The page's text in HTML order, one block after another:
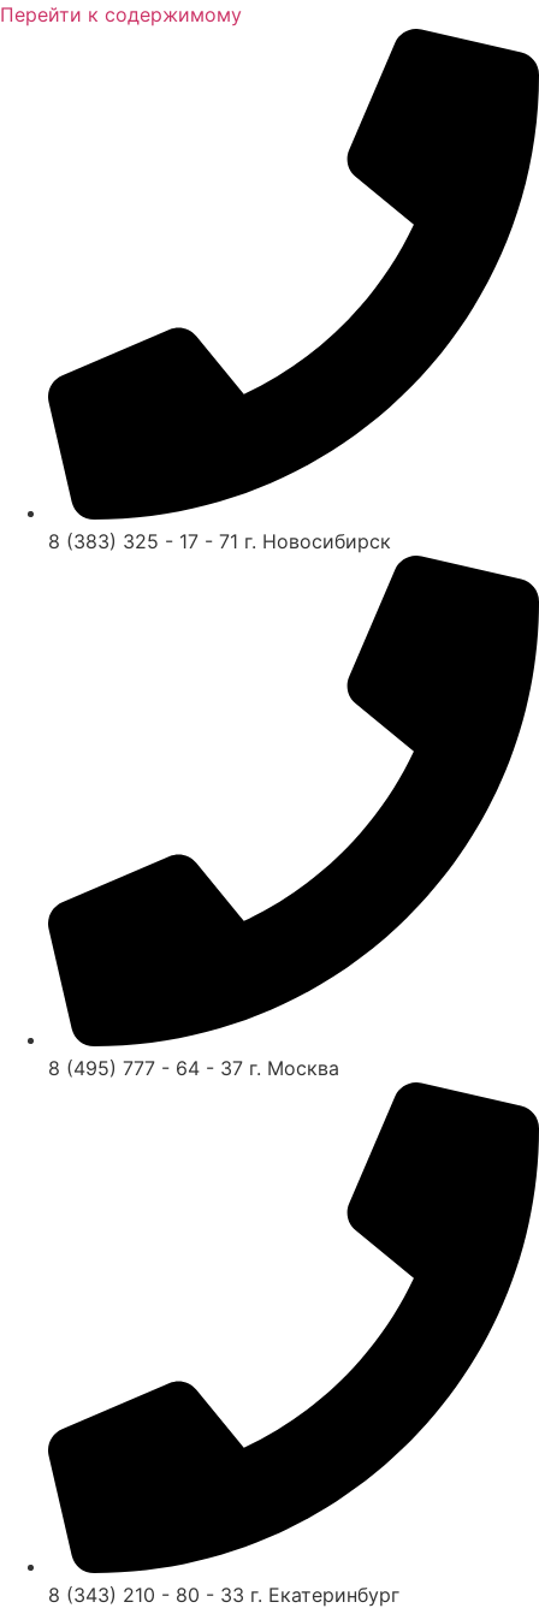
Перейти к содержимому
8 (383) 325 - 17 - 71 г. Новосибирск
8 (495) 777 - 64 - 37 г. Москва
8 (343) 210 - 80 - 33 г. Екатеринбург